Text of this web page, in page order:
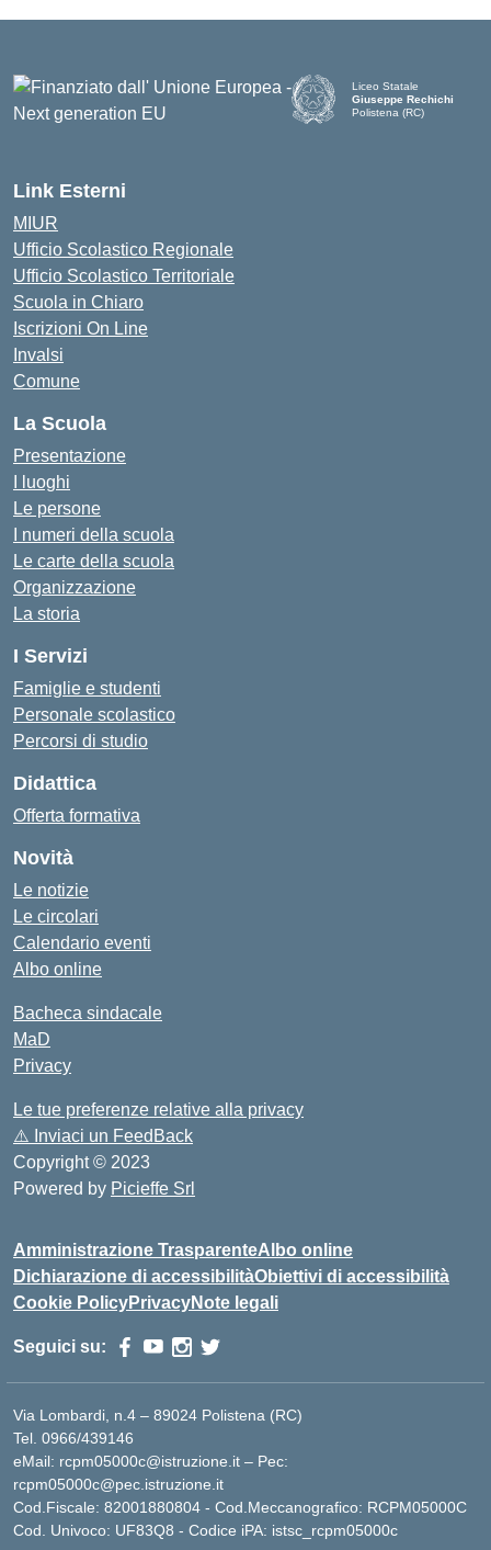
Liceo Statale
Giuseppe Rechichi
Polistena (RC)
Link Esterni
MIUR
Ufficio Scolastico Regionale
Ufficio Scolastico Territoriale
Scuola in Chiaro
Iscrizioni On Line
Invalsi
Comune
La Scuola
Presentazione
I luoghi
Le persone
I numeri della scuola
Le carte della scuola
Organizzazione
La storia
I Servizi
Famiglie e studenti
Personale scolastico
Percorsi di studio
Didattica
Offerta formativa
Novità
Le notizie
Le circolari
Calendario eventi
Albo online
Bacheca sindacale
MaD
Privacy
Le tue preferenze relative alla privacy
⚠️ Inviaci un FeedBack
Copyright © 2023
Powered by Picieffe Srl
Amministrazione TrasparenteAlbo online
Dichiarazione di accessibilitàObiettivi di accessibilità
Cookie PolicyPrivacyNote legali
Seguici su:
Via Lombardi, n.4 – 89024 Polistena (RC)
Tel. 0966/439146
eMail: rcpm05000c@istruzione.it – Pec:
rcpm05000c@pec.istruzione.it
Cod.Fiscale: 82001880804 - Cod.Meccanografico: RCPM05000C
Cod. Univoco: UF83Q8 - Codice iPA: istsc_rcpm05000c